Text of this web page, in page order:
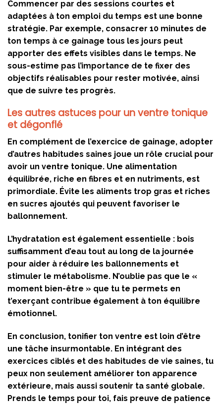
Commencer par des sessions courtes et
adaptées à ton emploi du temps est une bonne
stratégie. Par exemple, consacrer 10 minutes de
ton temps à ce gainage tous les jours peut
apporter des effets visibles dans le temps. Ne
sous-estime pas l’importance de te fixer des
objectifs réalisables pour rester motivée, ainsi
que de suivre tes progrès.
Les autres astuces pour un ventre tonique
et dégonflé
En complément de l’exercice de gainage, adopter
d’autres habitudes saines joue un rôle crucial pour
avoir un ventre tonique. Une alimentation
équilibrée, riche en fibres et en nutriments, est
primordiale. Évite les aliments trop gras et riches
en sucres ajoutés qui peuvent favoriser le
ballonnement.
L’hydratation est également essentielle : bois
suffisamment d’eau tout au long de la journée
pour aider à réduire les ballonnements et
stimuler le métabolisme. N’oublie pas que le «
moment bien-être » que tu te permets en
t’exerçant contribue également à ton équilibre
émotionnel.
En conclusion, tonifier ton ventre est loin d’être
une tâche insurmontable. En intégrant des
exercices ciblés et des habitudes de vie saines, tu
peux non seulement améliorer ton apparence
extérieure, mais aussi soutenir ta santé globale.
Prends le temps pour toi, fais preuve de patience